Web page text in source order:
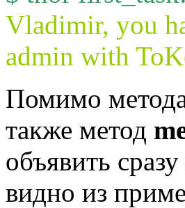
Vladimir, you
admin with
Помимо
также метод
объявить
видно из